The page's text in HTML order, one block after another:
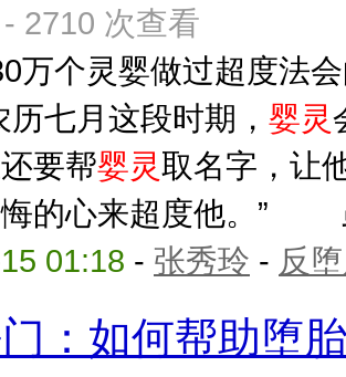
2710 次查看
万个灵婴做过超度法
历七月这段时期， 婴灵
要帮婴灵取名字，让
悔的心来超度他。”
01:18 - 张秀玲 - 反
：如何帮助堕